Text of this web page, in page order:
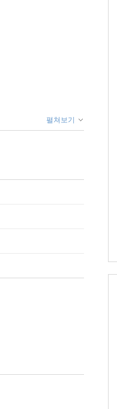
펼쳐보기